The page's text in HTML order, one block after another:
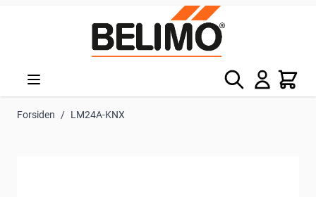
Søg Kurv
Forsiden / LM24A-KNX